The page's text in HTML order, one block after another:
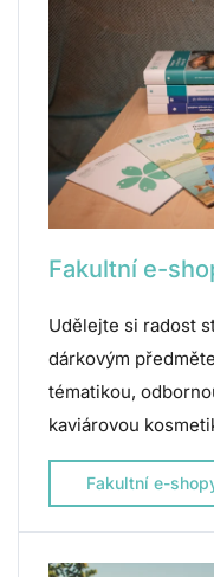
Fakultní e-
Udělejte si radost
dárkovým
tématikou,
kaviárovou
Fakultní e-